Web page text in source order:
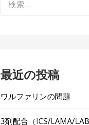
索:
最近の投稿
ワルファリンの問題
3剤配合（ICS/LAMA/